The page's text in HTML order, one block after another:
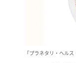
「プラネタリ・ヘル